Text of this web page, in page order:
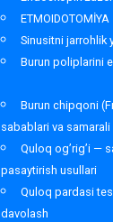
ETMOIDOTOMİYA
Sinusitni jarrohlik
Burun poliplarini
Burun chipqoni
sabablari va
Quloq og’rig’i —
pasaytirish usullari
Quloq pardasi
davolash